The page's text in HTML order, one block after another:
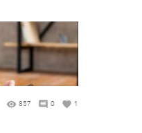
857 0 1